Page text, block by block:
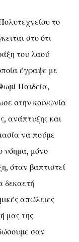
το
στο ότι
του λαού
έγραψε με
Παιδεία,
στην κοινωνία
ανάπτυξης και
να πούμε
νόημα, μόνο
όταν βαπτιστεί
δεκαετή
απώλειες
μας της
σαν